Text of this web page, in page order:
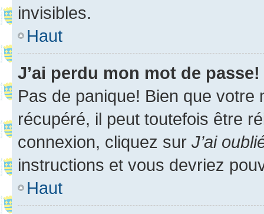
invisibles.
Haut
J’ai perdu mon mot de passe!
Pas de panique! Bien que
récupéré, il peut toutefois être
connexion, cliquez sur J’ai
instructions et vous devriez
Haut